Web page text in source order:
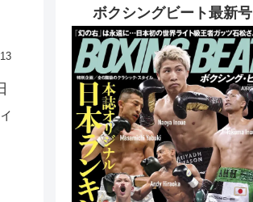
ボクシングビート最新号